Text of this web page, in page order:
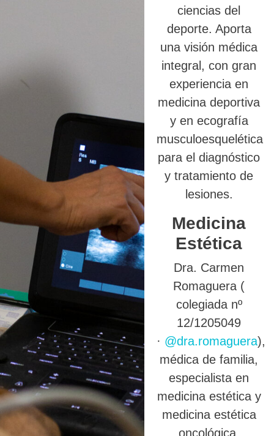
ciencias del
deporte. Aporta
una visión médica
integral, con gran
experiencia en
medicina deportiva
y en ecografía
musculoesquelética
para el diagnóstico
y tratamiento de
lesiones.
Medicina
Estética
Dra. Carmen
Romaguera (
colegiada nº
12/1205049
· @dra.romaguera),
médica de familia,
especialista en
medicina estética y
medicina estética
oncológica.